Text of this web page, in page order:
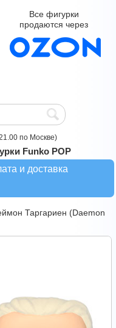
Все фигурки
продаются через
по Москве)
Funko POP
и доставка
Таргариен (Daemon